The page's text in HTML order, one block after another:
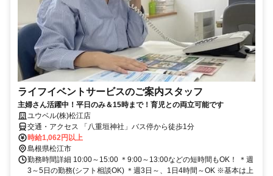
ライフイベントサービスのご案内スタッフ
主婦さん活躍中！平日のみ＆15時まで！育児との両立可能です
ユウベル(株)松江店
交通・アクセス 「八重垣神社」バス停から徒歩1分
時給1,062円以上
島根県松江市
勤務時間詳細 10:00～15:00 ＊9:00～13:00などの短時間もOK！ ＊週
3～5日の勤務(シフト相談OK) ＊週3日～、1日4時間～OK ※基本は上